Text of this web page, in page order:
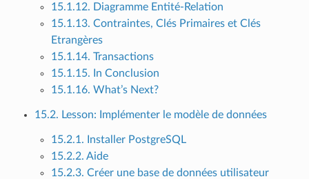
15.1.12. Diagramme Entité-Relation
15.1.13. Contraintes, Clés Primaires et Clés
Etrangères
15.1.14. Transactions
15.1.15. In Conclusion
15.1.16. What’s Next?
15.2. Lesson: Implémenter le modèle de données
15.2.1. Installer PostgreSQL
15.2.2. Aide
15.2.3. Créer une base de données utilisateur